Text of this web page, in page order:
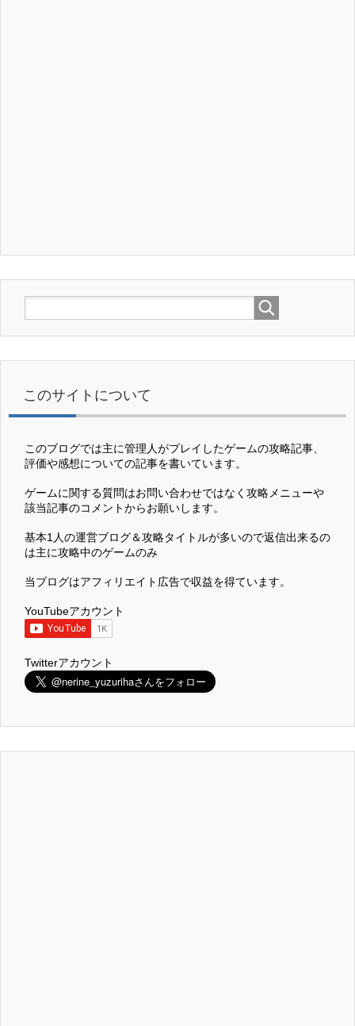
このサイトについて
このブログでは主に管理人がプレイしたゲームの攻略記事、
評価や感想についての記事を書いています。
ゲームに関する質問はお問い合わせではなく攻略メニューや
該当記事のコメントからお願いします。
基本1人の運営ブログ＆攻略タイトルが多いので返信出来るの
は主に攻略中のゲームのみ
当ブログはアフィリエイト広告で収益を得ています。
YouTubeアカウント
Twitterアカウント